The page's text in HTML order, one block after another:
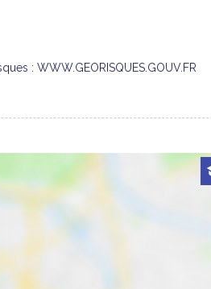
: WWW.GEORISQUES.GOUV.FR